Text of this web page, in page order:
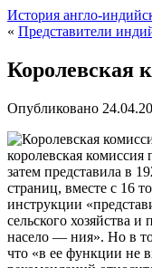
История англо-
« Представители
Королевская
Опубликовано
королевская комиссия
затем представила в
страниц, вместе с 16
инструкции
сельского хозяйства
насело — ния». Но в
что «в ее функции не